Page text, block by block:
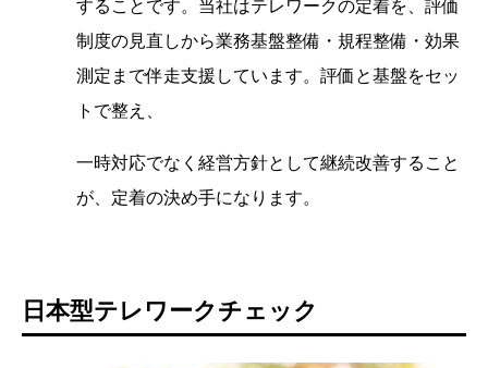
することです。当社はテレワークの定着を、評価
制度の見直しから業務基盤整備・規程整備・効果
測定まで伴走支援しています。評価と基盤をセッ
トで整え、
一時対応でなく経営方針として継続改善すること
が、定着の決め手になります。
日本型テレワークチェック